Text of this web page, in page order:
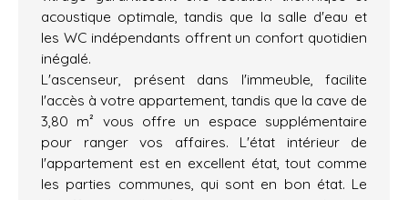
acoustique optimale, tandis que la salle d'eau et
les WC indépendants offrent un confort quotidien
inégalé.
L'ascenseur, présent dans l'immeuble, facilite
l'accès à votre appartement, tandis que la cave de
3,80 m² vous offre un espace supplémentaire
pour ranger vos affaires. L'état intérieur de
l'appartement est en excellent état, tout comme
les parties communes, qui sont en bon état. Le